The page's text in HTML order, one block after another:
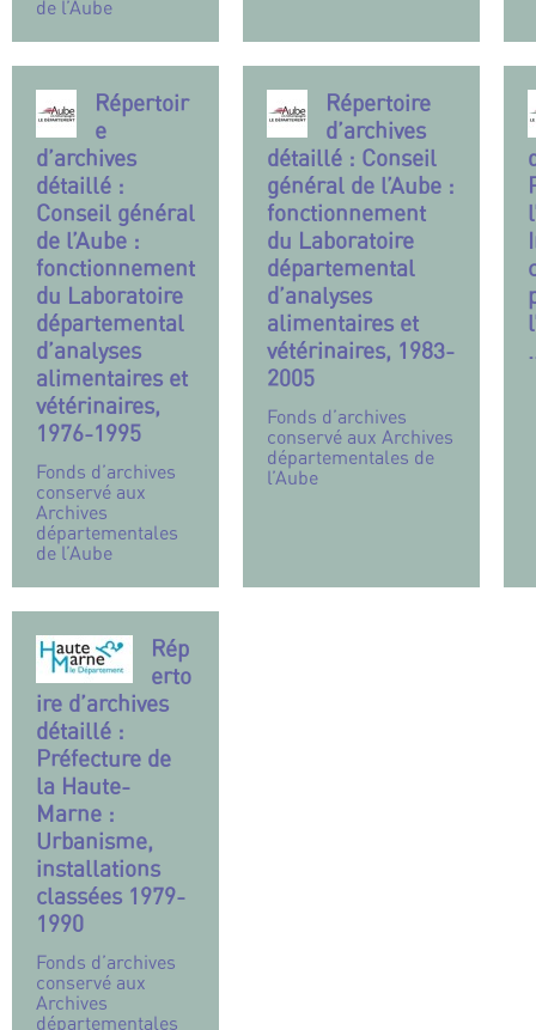
de l’Aube
Répertoir
e
d’archives
détaillé :
Conseil général
de l’Aube :
fonctionnement
du Laboratoire
départemental
d’analyses
alimentaires et
vétérinaires,
1976-1995
Fonds d’archives
conservé aux
Archives
départementales
de l’Aube
Répertoire
d’archives
détaillé : Conseil
général de l’Aube :
fonctionnement
du Laboratoire
départemental
d’analyses
alimentaires et
vétérinaires, 1983-
2005
Fonds d’archives
conservé aux Archives
départementales de
l’Aube
Rép
erto
ire d’archives
détaillé :
Préfecture de
la Haute-
Marne :
Urbanisme,
installations
classées 1979-
1990
Fonds d’archives
conservé aux
Archives
départementales